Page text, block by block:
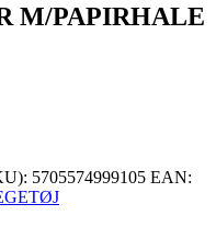
M/PAPIRHALE
5705574999105 EAN: